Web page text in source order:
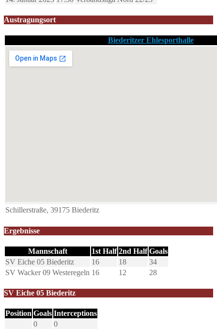
Austragungsort
Biederitzer Ehlesporthalle
Schillerstraße, 39175 Biederitz
Ergebnisse
Mannschaft 1st Half 2nd Half Goals
SV Eiche 05 Biederitz
16 18
34
SV Wacker 09 Westeregeln 16 12 28
SV Eiche 05 Biederitz
Position Goals Interceptions
0
0